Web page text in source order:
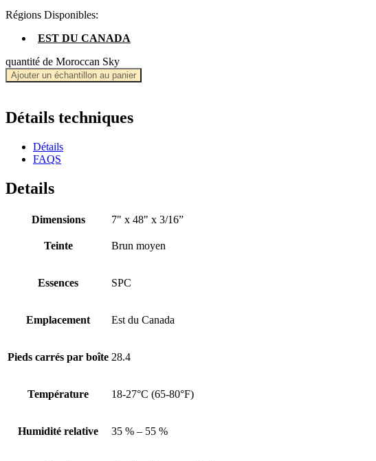
Régions Disponibles:
EST DU CANADA
quantité de Moroccan Sky
Ajouter un échantillon au panier
Détails techniques
Détails
FAQS
Details
Dimensions 7" x 48" x 3/16”
Teinte Brun moyen
Essences SPC
Emplacement Est du Canada
Pieds carrés par boîte 28.4
Température 18-27°C (65-80°F)
Humidité relative 35 % – 55 %